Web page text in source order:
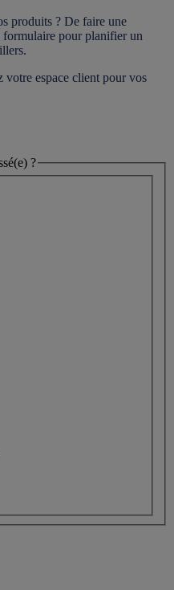
produits ? De faire une
formulaire pour planifier un
votre espace client pour vos
?